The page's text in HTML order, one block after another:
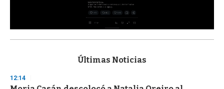
s
d
Últimas Noticias
12:14